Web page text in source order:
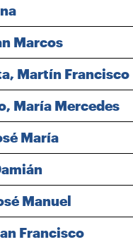
Marcos
Martín Francisco
María Mercedes
María
Manuel
Francisco